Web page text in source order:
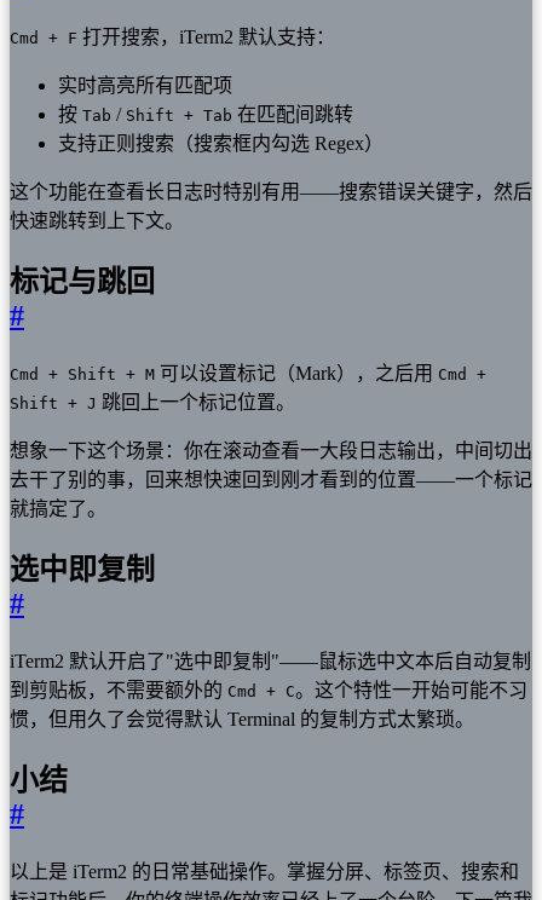
Cmd + F 打开搜索，iTerm2 默认支持：
实时高亮所有匹配项
按 Tab / Shift + Tab 在匹配间跳转
支持正则搜索（搜索框内勾选 Regex）
这个功能在查看长日志时特别有用——搜索错误关键字，然后
快速跳转到上下文。
标记与跳回
#
Cmd + Shift + M 可以设置标记（Mark），之后用 Cmd +
Shift + J 跳回上一个标记位置。
想象一下这个场景：你在滚动查看一大段日志输出，中间切出
去干了别的事，回来想快速回到刚才看到的位置——一个标记
就搞定了。
选中即复制
#
iTerm2 默认开启了"选中即复制"——鼠标选中文本后自动复制
到剪贴板，不需要额外的 Cmd + C。这个特性一开始可能不习
惯，但用久了会觉得默认 Terminal 的复制方式太繁琐。
小结
#
以上是 iTerm2 的日常基础操作。掌握分屏、标签页、搜索和